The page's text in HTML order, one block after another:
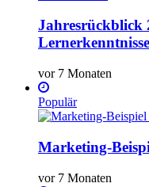
Jahresrückblick
vor 7 Monaten
Populär
Marketing-
vor 7 Monaten